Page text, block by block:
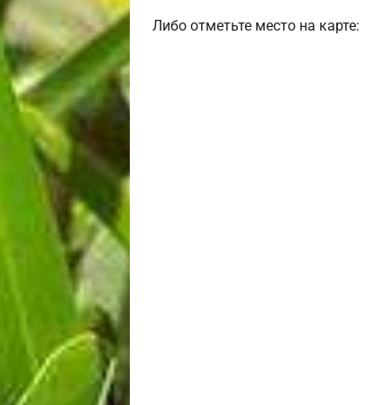
Либо отметьте место на карте: